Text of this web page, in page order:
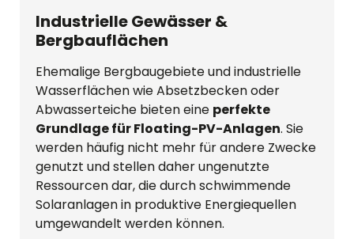
Industrielle Gewässer &
Bergbauflächen
Ehemalige Bergbaugebiete und industrielle
Wasserflächen wie Absetzbecken oder
Abwasserteiche bieten eine perfekte
Grundlage für Floating-PV-Anlagen. Sie
werden häufig nicht mehr für andere Zwecke
genutzt und stellen daher ungenutzte
Ressourcen dar, die durch schwimmende
Solaranlagen in produktive Energiequellen
umgewandelt werden können.